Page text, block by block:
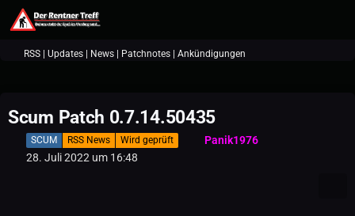
RSS | Updates | News | Patchnotes | Ankündigungen
Scum Patch 0.7.14.50435
SCUM RSS News Wird geprüft
Panik1976
28. Juli 2022 um 16:48